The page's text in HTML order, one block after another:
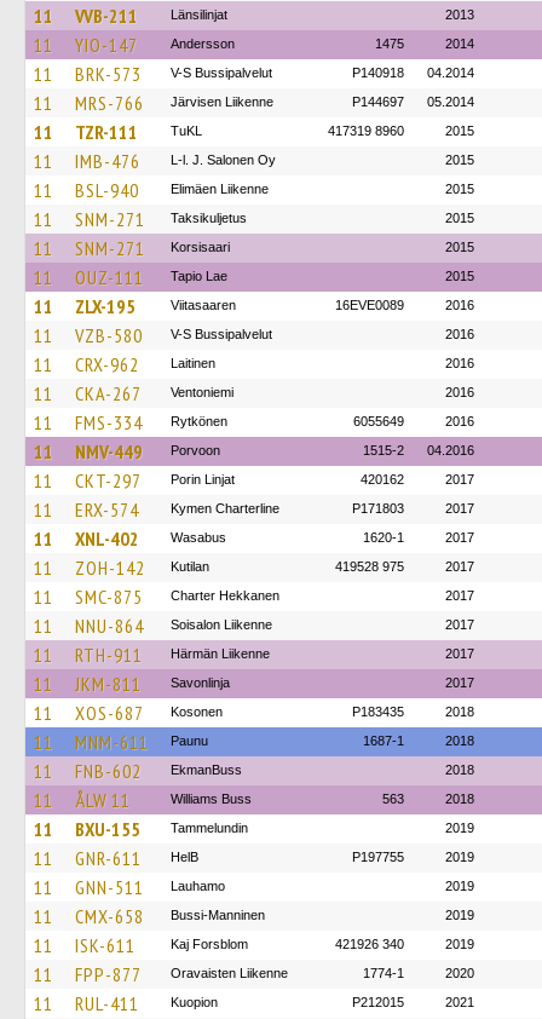
11 VVB-211 Länsilinjat 2013
11 YIO-147 Andersson 1475 2014
11 BRK-573 V-S Bussipalvelut P140918 04.2014
11 MRS-766 Järvisen Liikenne P144697 05.2014
11 TZR-111 TuKL 417319 8960 2015
11 IMB-476 L-l. J. Salonen Oy 2015
11 BSL-940 Elimäen Liikenne 2015
11 SNM-271 Taksikuljetus 2015
11 SNM-271 Korsisaari 2015
11 OUZ-111 Tapio Lae 2015
11 ZLX-195 Viitasaaren 16EVE0089 2016
11 VZB-580 V-S Bussipalvelut 2016
11 CRX-962 Laitinen 2016
11 CKA-267 Ventoniemi 2016
11 FMS-334 Rytkönen 6055649 2016
11 NMV-449 Porvoon 1515-2 04.2016
11 CKT-297 Porin Linjat 420162 2017
11 ERX-574 Kymen Charterline P171803 2017
11 XNL-402 Wasabus 1620-1 2017
11 ZOH-142 Kutilan 419528 975 2017
11 SMC-875 Charter Hekkanen 2017
11 NNU-864 Soisalon Liikenne 2017
11 RTH-911 Härmän Liikenne 2017
11 JKM-811 Savonlinja 2017
11 XOS-687 Kosonen P183435 2018
11 MNM-611 Paunu 1687-1 2018
11 FNB-602 EkmanBuss 2018
11 ÅLW 11 Williams Buss 563 2018
11 BXU-155 Tammelundin 2019
11 GNR-611 HelB P197755 2019
11 GNN-511 Lauhamo 2019
11 CMX-658 Bussi-Manninen 2019
11 ISK-611 Kaj Forsblom 421926 340 2019
11 FPP-877 Oravaisten Liikenne 1774-1 2020
11 RUL-411 Kuopion P212015 2021